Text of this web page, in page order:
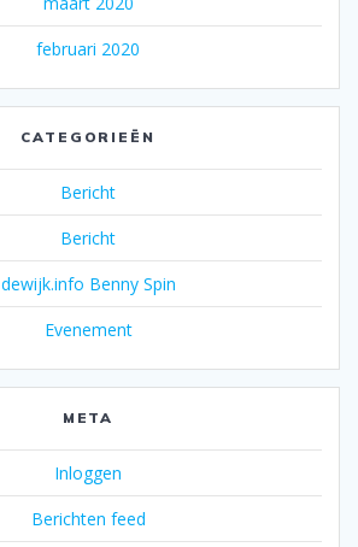
februari 2020
CATEGORIEËN
Bericht
Bericht
dewijk.info Benny Spin
Evenement
META
Inloggen
Berichten feed